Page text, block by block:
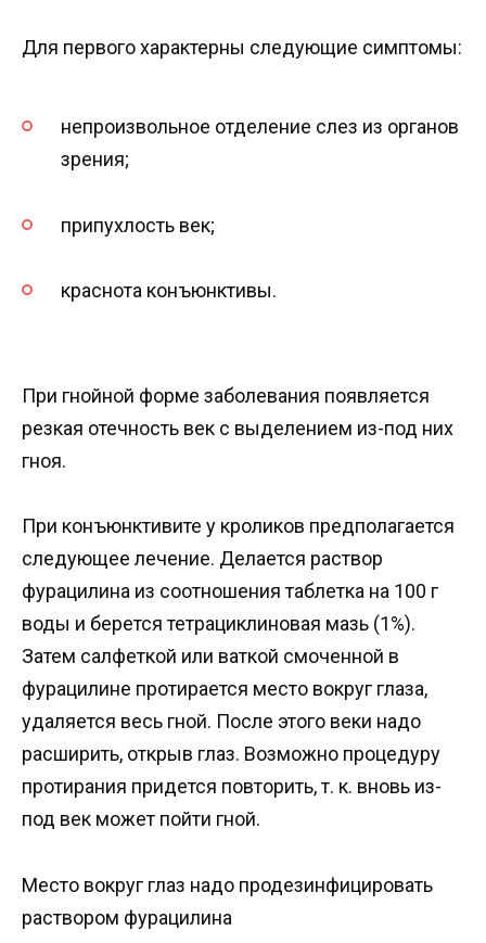
Для первого характерны следующие симптомы:
непроизвольное отделение слез из органов
зрения;
припухлость век;
краснота конъюнктивы.
При гнойной форме заболевания появляется
резкая отечность век с выделением из-под них
гноя.
При конъюнктивите у кроликов предполагается
следующее лечение. Делается раствор
фурацилина из соотношения таблетка на 100 г
воды и берется тетрациклиновая мазь (1%).
Затем салфеткой или ваткой смоченной в
фурацилине протирается место вокруг глаза,
удаляется весь гной. После этого веки надо
расширить, открыв глаз. Возможно процедуру
протирания придется повторить, т. к. вновь из-
под век может пойти гной.
Место вокруг глаз надо продезинфицировать
раствором фурацилина